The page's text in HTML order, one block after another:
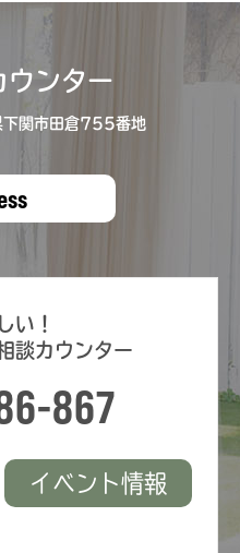
ウンター
関市⽥倉755番地
い！
談カウンター
867
イベント情報